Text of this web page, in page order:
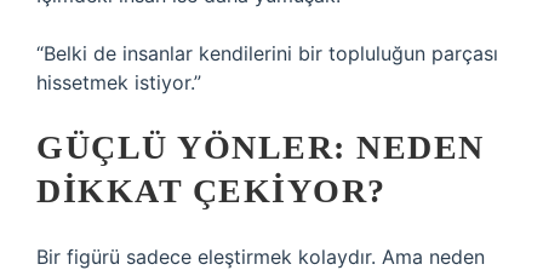
“Belki de insanlar kendilerini bir topluluğun parçası
hissetmek istiyor.”
GÜÇLÜ YÖNLER: NEDEN
DIKKAT ÇEKIYOR?
Bir figürü sadece eleştirmek kolaydır. Ama neden